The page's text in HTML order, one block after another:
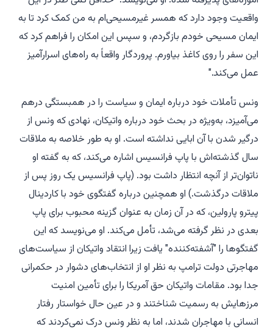
واقعیت وجود دارد که همسر غیرمسیحی‌ام به من کمک کرد تا به
ایمان مسیحی خودم بازگردم، و سپس این امکان را فراهم کرد که
این سفر را روی کاغذ بیاورم. پروردگار واقعاً به راه‌های اسرارآمیز
عمل می‌کند."
ونس تأملات خود درباره ایمان و سیاست را در همبستگی درهم
می‌آمیزد، به‌ویژه در بحث خود درباره واتیکان، نهادی که ونس از
درگیر شدن با آن ابایی نداشته است. او به طور خلاصه به ملاقات
سال گذشته‌اش با پاپ فرانسیس اشاره می‌کند، که به گفته او
ناتوان‌تر از آنچه انتظار داشت بود. (پاپ فرانسیس یک روز پس از
ملاقات درگذشت.) او همچنین درباره گفتگوی خود با کاردینال
پیترو پارولین، که در آن زمان به عنوان گزینه محبوب برای پاپ
بعدی در نظر گرفته می‌شد، تأمل می‌کند. او می‌نویسد که این
گفتگوها را "آشفته‌کننده" یافت زیرا انتقاد واتیکان از سیاست‌های
مهاجرتی دولت ترامپ به نظر او از انتخاب‌های دشوار در حکمرانی
جدا بود. مقامات واتیکان حق آمریکا را برای تأمین امنیت
مرزهایش به رسمیت شناختند و در عین حال خواستار رفتار
انسانی با مهاجران شدند، اما به نظر ونس درک نمی‌کردند که